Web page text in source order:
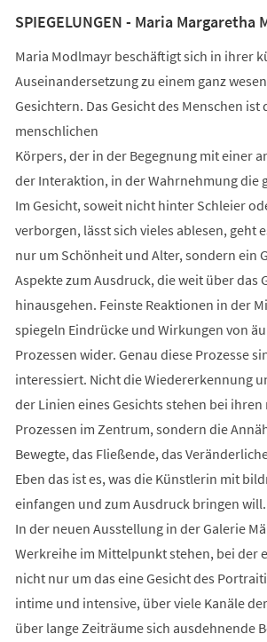
SPIEGELUNGEN - Maria Margaretha
Maria Modlmayr beschäftigt sich in ihrer
Auseinandersetzung zu einem ganz
Gesichtern. Das Gesicht des Menschen ist
menschlichen
Körpers, der in der Begegnung mit einer
der Interaktion, in der Wahrnehmung die
Im Gesicht, soweit nicht hinter Schleier
verborgen, lässt sich vieles ablesen, geht
nur um Schönheit und Alter, sondern ein
Aspekte zum Ausdruck, die weit über das
hinausgehen. Feinste Reaktionen in der
spiegeln Eindrücke und Wirkungen von
Prozessen wider. Genau diese Prozesse
interessiert. Nicht die Wiedererkennung
der Linien eines Gesichts stehen bei
Prozessen im Zentrum, sondern die
Bewegte, das Fließende, das
Eben das ist es, was die Künstlerin mit
einfangen und zum Ausdruck bringen will.
In der neuen Ausstellung in der Galerie
Werkreihe im Mittelpunkt stehen, bei der
nicht nur um das eine Gesicht des
intime und intensive, über viele Kanäle
über lange Zeiträume sich ausdehnende